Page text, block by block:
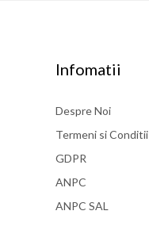
Infomatii
Despre Noi
Termeni si Conditii
GDPR
ANPC
ANPC SAL